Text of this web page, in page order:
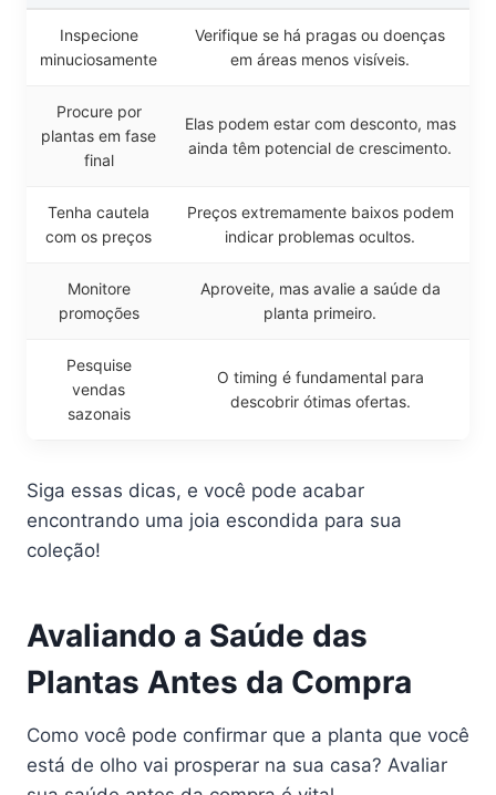
Inspecione
minuciosamente
Verifique se há pragas ou doenças
em áreas menos visíveis.
Procure por
plantas em fase
final
Elas podem estar com desconto, mas
ainda têm potencial de crescimento.
Tenha cautela
com os preços
Preços extremamente baixos podem
indicar problemas ocultos.
Monitore
promoções
Aproveite, mas avalie a saúde da
planta primeiro.
Pesquise
vendas
sazonais
O timing é fundamental para
descobrir ótimas ofertas.
Siga essas dicas, e você pode acabar
encontrando uma joia escondida para sua
coleção!
Avaliando a Saúde das
Plantas Antes da Compra
Como você pode confirmar que a planta que você
está de olho vai prosperar na sua casa? Avaliar